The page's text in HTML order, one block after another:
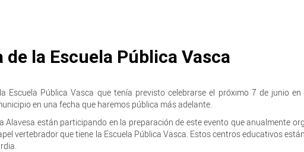
de la Escuela Pública Vasca
Escuela Pública Vasca que tenía previsto celebrarse el próximo 7 de junio en
en una fecha que haremos pública más adelante.
Alavesa están participando en la preparación de este evento que anualmente
vertebrador que tiene la Escuela Pública Vasca. Estos centros educativos